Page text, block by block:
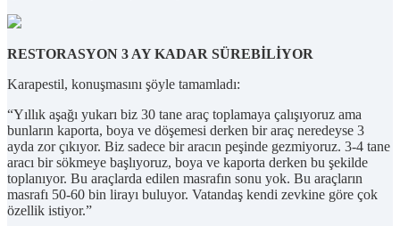
RESTORASYON 3 AY KADAR SÜREBİLİYOR
Karapestil, konuşmasını şöyle tamamladı:
“Yıllık aşağı yukarı biz 30 tane araç toplamaya çalışıyoruz ama
bunların kaporta, boya ve döşemesi derken bir araç neredeyse 3
ayda zor çıkıyor. Biz sadece bir aracın peşinde gezmiyoruz. 3-4 tane
aracı bir sökmeye başlıyoruz, boya ve kaporta derken bu şekilde
toplanıyor. Bu araçlarda edilen masrafın sonu yok. Bu araçların
masrafı 50-60 bin lirayı buluyor. Vatandaş kendi zevkine göre çok
özellik istiyor.”